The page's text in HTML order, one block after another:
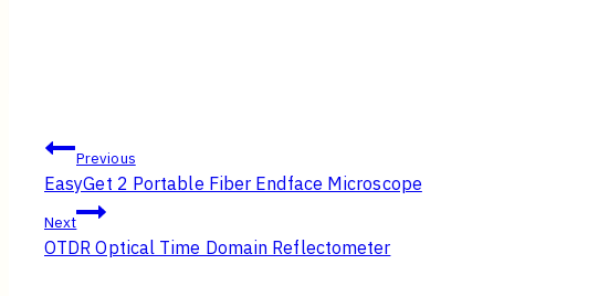
Post
navigation
Previous
EasyGet 2 Portable Fiber Endface Microscope
Next
OTDR Optical Time Domain Reflectometer